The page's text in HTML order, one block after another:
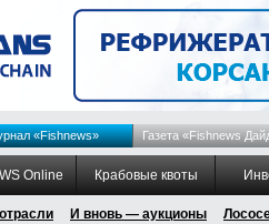
«Fishnews» Газета «Fishnews
Online Крабовые квоты
И вновь — аукционы